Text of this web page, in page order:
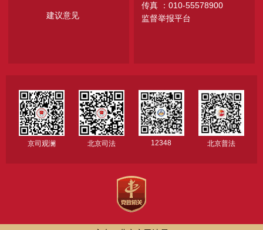
建议意见
传真 ：010-55578900
监督举报平台
京司观澜 北京司法 12348 北京普法